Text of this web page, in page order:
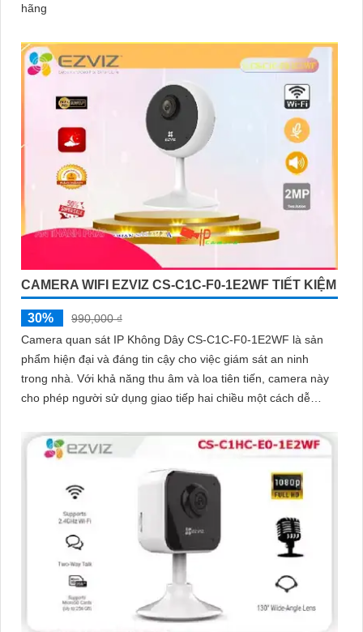
hãng
CAMERA WIFI EZVIZ CS-C1C-F0-1E2WF TIẾT KIỆM
30%
990,000 ₫
Camera quan sát IP Không Dây CS-C1C-F0-1E2WF là sản
phẩm hiện đại và đáng tin cậy cho việc giám sát an ninh
trong nhà. Với khả năng thu âm và loa tiên tiến, camera này
cho phép người sử dụng giao tiếp hai chiều một cách dễ